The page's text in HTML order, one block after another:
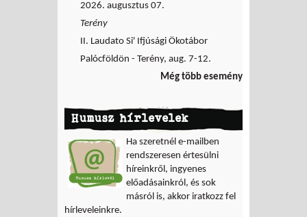
2026. augusztus 07.
Terény
II. Laudato Si' Ifjúsági Ökotábor
Palócföldön - Terény, aug. 7-12.
Még több esemény
Humusz hírlevelek
Ha szeretnél e-mailben
rendszeresen értesülni
híreinkről, ingyenes
előadásainkról, és sok
másról is, akkor iratkozz fel
hírleveleinkre.